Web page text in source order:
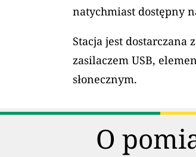
natychmiast dostępny
Stacja jest
zasilaczem USB,
słonecznym.
O